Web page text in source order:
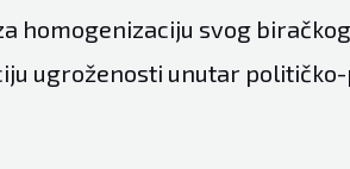
homogenizaciju svog
ugroženosti unutar političko-